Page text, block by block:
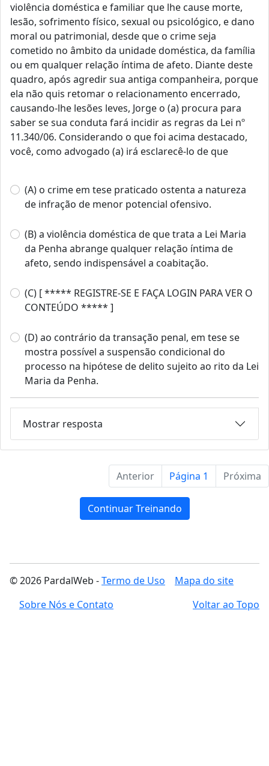
violência doméstica e familiar que lhe cause morte,
lesão, sofrimento físico, sexual ou psicológico, e dano
moral ou patrimonial, desde que o crime seja
cometido no âmbito da unidade doméstica, da família
ou em qualquer relação íntima de afeto. Diante deste
quadro, após agredir sua antiga companheira, porque
ela não quis retomar o relacionamento encerrado,
causando-lhe lesões leves, Jorge o (a) procura para
saber se sua conduta fará incidir as regras da Lei nº
11.340/06. Considerando o que foi acima destacado,
você, como advogado (a) irá esclarecê-lo de que
(A) o crime em tese praticado ostenta a natureza
de infração de menor potencial ofensivo.
(B) a violência doméstica de que trata a Lei Maria
da Penha abrange qualquer relação íntima de
afeto, sendo indispensável a coabitação.
(C) [ ***** REGISTRE-SE E FAÇA LOGIN PARA VER O
CONTEÚDO ***** ]
(D) ao contrário da transação penal, em tese se
mostra possível a suspensão condicional do
processo na hipótese de delito sujeito ao rito da Lei
Maria da Penha.
Mostrar resposta
Anterior Página 1 Próxima
Continuar Treinando
© 2026 PardalWeb -Termo de Uso
Mapa do site
Sobre Nós e Contato
Voltar ao Topo